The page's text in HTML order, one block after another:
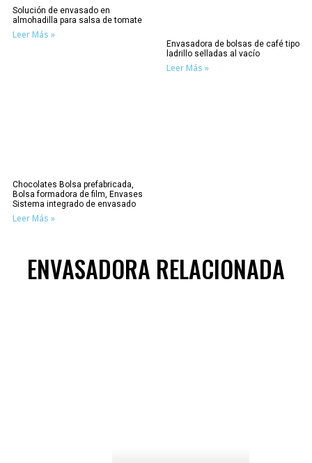
Solución de envasado en
almohadilla para salsa de tomate
Leer Más »
Envasadora de bolsas de café tipo
ladrillo selladas al vacío
Leer Más »
Chocolates Bolsa prefabricada,
Bolsa formadora de film, Envases
Sistema integrado de envasado
Leer Más »
ENVASADORA RELACIONADA